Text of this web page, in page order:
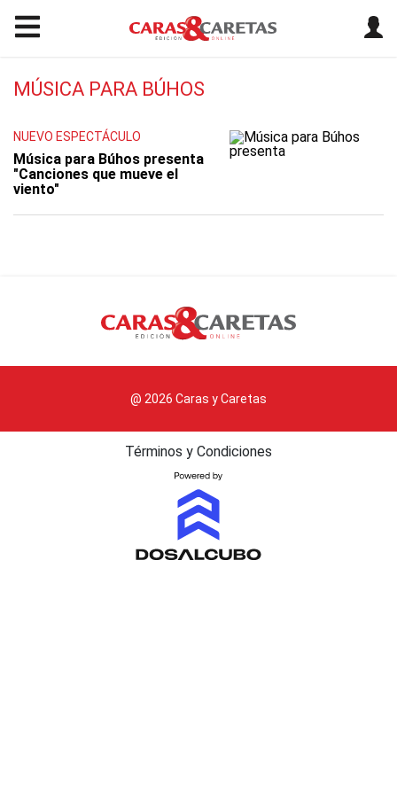
MÚSICA PARA BÚHOS
NUEVO ESPECTÁCULO
Música para Búhos presenta
"Canciones que mueve el
viento"
@ 2026 Caras y Caretas
Términos y Condiciones